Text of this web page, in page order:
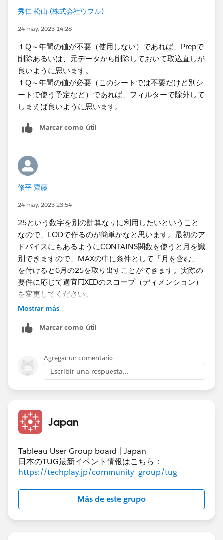
秀仁 松山 (株式会社ウフル)
24 may. 2023 14:28
１Q～年間の値が不要（使用しない）であれば、Prepで
削除あるいは、元データから削除しておいて取込直しが
良いように思います。
１Q～年間の値が必要（このシートでは不要だけど別シ
ートで使う予定など）であれば、フィルターで除外して
しまえば良いように思います。
Marcar como útil
修平 齋藤
24 may. 2023 23:54
25という数字を別の計算なりに利用したいということ
なので、LODで作るのが簡単かなと思います。最初のア
ドバイスにもあるようにCONTAINS関数を使うと月を識
別できますので、MAXの中に条件として「月を含む」
を付けると6月の25を取り出すことができます。実際の
要件に応じて適宜FIXEDのスコープ（ディメンション）
を変更してください。
Mostrar más
Marcar como útil
Agregar un comentario
Escribir una respuesta...
Japan
Tableau User Group board | Japan
日本のTUG最新イベント情報はこちら：
https://techplay.jp/community_group/tug
Más de este grupo